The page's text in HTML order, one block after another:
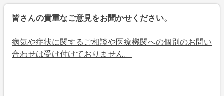
皆さんの貴重なご意見をお聞かせください。
病気や症状に関するご相談や医療機関への個別のお問い
合わせは受け付けておりません。